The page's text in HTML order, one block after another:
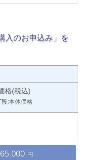
入のお申込み」を
格(税込)
段:本体価格